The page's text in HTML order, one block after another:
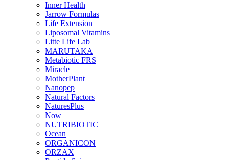
Inner Health
Jarrow Formulas
Life Extension
Liposomal Vitamins
Litte Life Lab
MARUTAKA
Metabiotic FRS
Miracle
MotherPlant
Nanopep
Natural Factors
NaturesPlus
Now
NUTRIBIOTIC
Ocean
ORGANICON
ORZAX